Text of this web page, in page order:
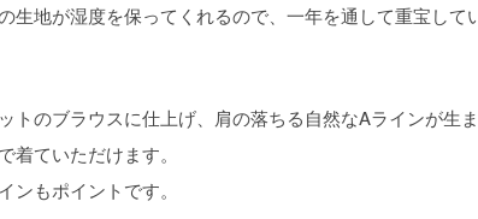
生地が湿度を保ってくれるので、一年を通して重宝して
トのブラウスに仕上げ、肩の落ちる自然なAラインが生ま
ていただけます。
もポイントです。